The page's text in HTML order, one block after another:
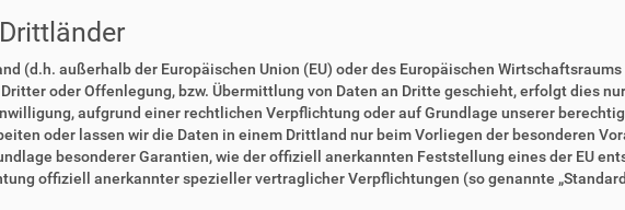
(d.h. außerhalb der Europäischen Union (EU) oder des Europäischen
oder Offenlegung, bzw. Übermittlung von Daten an Dritte geschieht, erfolgt dies
aufgrund einer rechtlichen Verpflichtung oder auf Grundlage unserer
oder lassen wir die Daten in einem Drittland nur beim Vorliegen der besonderen
besonderer Garantien, wie der offiziell anerkannten Feststellung eines der EU
offiziell anerkannter spezieller vertraglicher Verpflichtungen (so genannte